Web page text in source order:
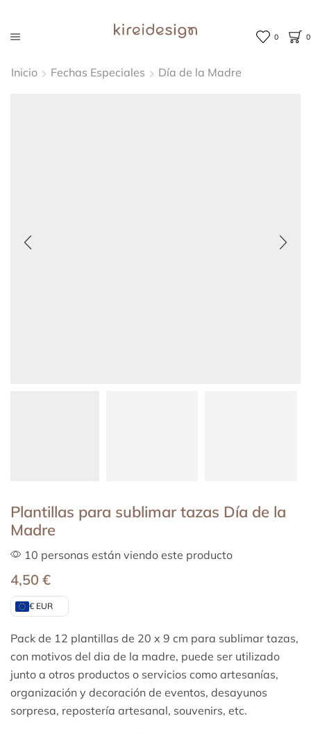
0 0
Inicio Fechas Especiales Día de la Madre
Plantillas para sublimar tazas Día de la
Madre
10 personas están viendo este producto
4,50 €
€ EUR
Pack de 12 plantillas de 20 x 9 cm para sublimar tazas,
con motivos del dia de la madre, puede ser utilizado
junto a otros productos o servicios como artesanías,
organización y decoración de eventos, desayunos
sorpresa, repostería artesanal, souvenirs, etc.